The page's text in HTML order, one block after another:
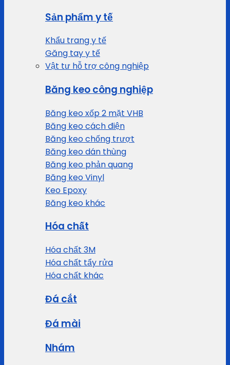
Sản phẩm y tế
Khẩu trang y tế
Găng tay y tế
Vật tư hỗ trợ công nghiệp
Băng keo công nghiệp
Băng keo xốp 2 mặt VHB
Băng keo cách điện
Băng keo chống trượt
Băng keo dán thùng
Băng keo phản quang
Băng keo Vinyl
Keo Epoxy
Băng keo khác
Hóa chất
Hóa chất 3M
Hóa chất tẩy rửa
Hóa chất khác
Đá cắt
Đá mài
Nhám